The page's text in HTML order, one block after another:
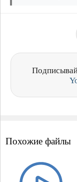
Похожие файлы